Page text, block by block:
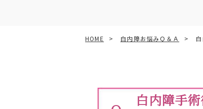
HOME 白内障お悩みＱ＆Ａ
⽩内障⼿